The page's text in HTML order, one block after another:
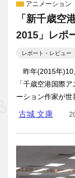
アニメーション
「新千歳空
2015」レポ
レポート・レビュー
昨年(2015年)10
「千歳空港国際
ーション作家が世
古城 文康